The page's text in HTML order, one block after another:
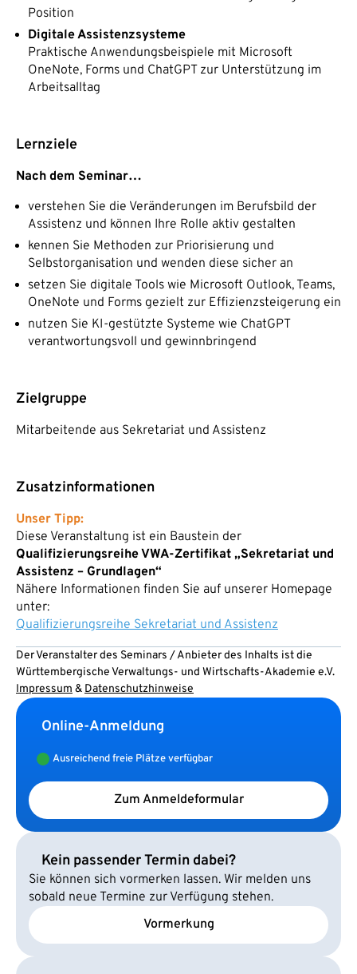
Position
Digitale Assistenzsysteme
Praktische Anwendungsbeispiele mit Microsoft
OneNote, Forms und ChatGPT zur Unterstützung im
Arbeitsalltag
Lernziele
Nach dem Seminar…
verstehen Sie die Veränderungen im Berufsbild der
Assistenz und können Ihre Rolle aktiv gestalten
kennen Sie Methoden zur Priorisierung und
Selbstorganisation und wenden diese sicher an
setzen Sie digitale Tools wie Microsoft Outlook, Teams,
OneNote und Forms gezielt zur Effizienzsteigerung ein
nutzen Sie KI-gestützte Systeme wie ChatGPT
verantwortungsvoll und gewinnbringend
Zielgruppe
Mitarbeitende aus Sekretariat und Assistenz
Zusatzinformationen
Unser Tipp:
Diese Veranstaltung ist ein Baustein der
Qualifizierungsreihe VWA-Zertifikat „Sekretariat und
Assistenz – Grundlagen“
Nähere Informationen finden Sie auf unserer Homepage
unter:
Qualifizierungsreihe Sekretariat und Assistenz
Der Veranstalter des Seminars / Anbieter des Inhalts ist die
Württembergische Verwaltungs- und Wirtschafts-Akademie e.V.
Impressum & Datenschutzhinweise
Online-Anmeldung
Ausreichend freie Plätze verfügbar
Zum Anmeldeformular
Kein passender Termin dabei?
Sie können sich vormerken lassen. Wir melden uns
sobald neue Termine zur Verfügung stehen.
Vormerkung